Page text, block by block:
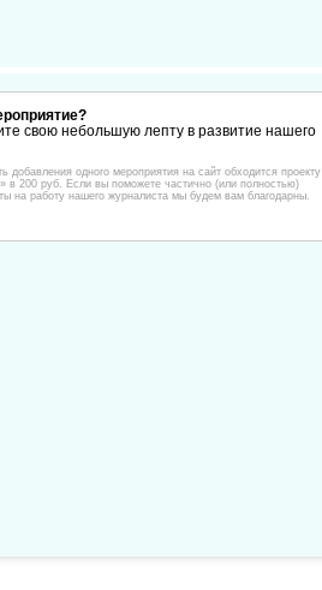
свою небольшую лепту в развитие нашего
добавления одного мероприятия на сайт обходится проекту
в 200 руб. Если вы поможете частично (или полностью)
на работу нашего журналиста мы будем вам благодарны.